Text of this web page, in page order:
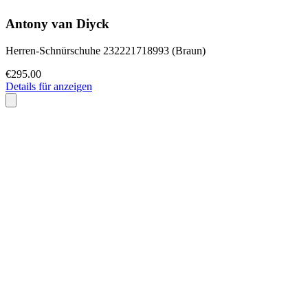
Antony van Diyck
Herren-Schnürschuhe 232221718993 (Braun)
€295.00
Details für anzeigen